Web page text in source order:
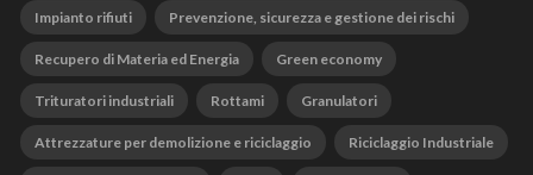
Impianto rifiuti Prevenzione, sicurezza e gestione dei rischi
Recupero di Materia ed Energia Green economy
Trituratori industriali Rottami Granulatori
Attrezzature per demolizione e riciclaggio Riciclaggio Industriale